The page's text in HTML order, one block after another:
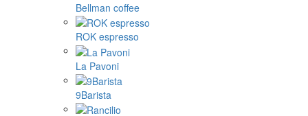
Bellman coffee
ROK espresso
La Pavoni
9Barista